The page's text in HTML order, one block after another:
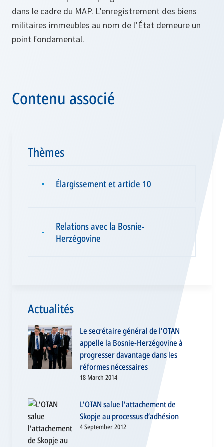
dans le cadre du MAP. L’enregistrement des biens
militaires immeubles au nom de l’État demeure un
point fondamental.
Contenu associé
Thèmes
▪ Élargissement et article 10
▪
Relations avec la Bosnie-
Herzégovine
Actualités
Le secrétaire général de l'OTAN
appelle la Bosnie-Herzégovine à
progresser davantage dans les
réformes nécessaires
18 March 2014
L'OTAN salue l'attachement de
Skopje au processus d’adhésion
4 September 2012